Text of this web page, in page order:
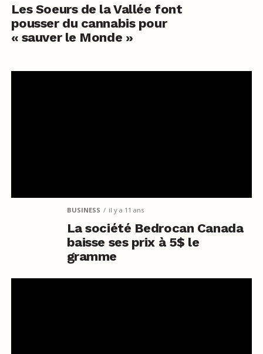
Les Soeurs de la Vallée font
pousser du cannabis pour
« sauver le Monde »
BUSINESS il y a 11 ans
La société Bedrocan Canada
baisse ses prix à 5$ le
gramme